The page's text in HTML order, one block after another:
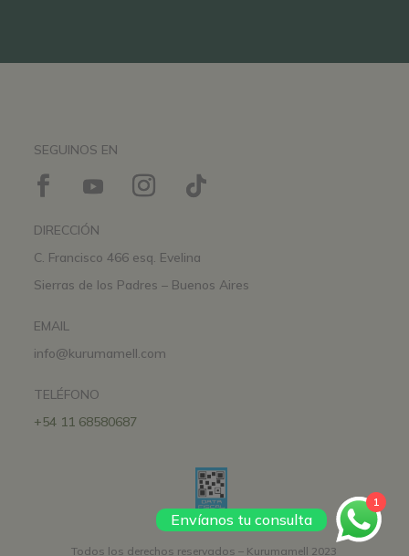
SEGUINOS EN
DIRECCIÓN
C. Francisco 466 esq. Evelina
Sierras de los Padres – Buenos Aires
EMAIL
info@kurumamell.com
TELÉFONO
+54 11 68580687
Todos los derechos reservados – Kurumamell 2023
1
Envíanos tu consulta